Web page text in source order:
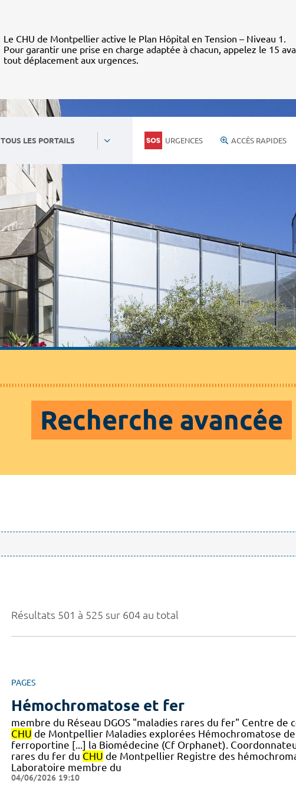
Le CHU de Montpellier active le Plan Hôpital en Tension – Niveau 1.
Pour garantir une prise en charge adaptée à chacun, appelez le 15
tout déplacement aux urgences.
TOUS LES PORTAILS URGENCES ACCÈS RAPIDES
Recherche avancée
Résultats 501 à 525 sur 604 au total
PAGES
Hémochromatose et fer
membre du Réseau DGOS "maladies rares du fer" Centre
CHU de Montpellier Maladies explorées Hémochromatose
ferroportine [...] la Biomédecine (Cf Orphanet).
rares du fer du CHU de Montpellier Registre des
Laboratoire membre du
04/06/2026 19:10